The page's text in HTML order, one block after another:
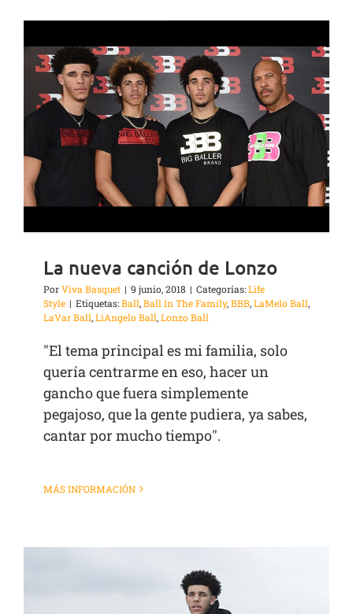
La nueva canción de Lonzo
PorViva Basquet | 9 junio, 2018 | Categorías:Life
Style | Etiquetas:Ball,Ball In The Family,BBB,LaMelo Ball,
LaVar Ball,LiAngelo Ball,Lonzo Ball
"El tema principal es mi familia, solo
quería centrarme en eso, hacer un
gancho que fuera simplemente
pegajoso, que la gente pudiera, ya sabes,
cantar por mucho tiempo".
MÁS INFORMACIÓN